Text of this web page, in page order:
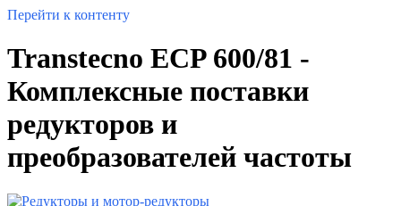
Перейти к контенту
Transtecno ECP 600/81 -
Комплексные поставки
редукторов и
преобразователей частоты